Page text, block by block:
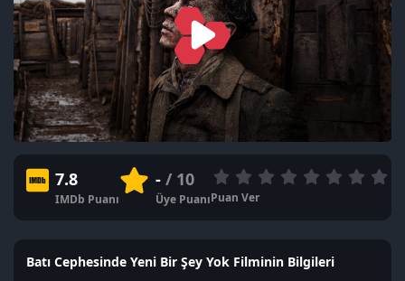
7.8
IMDb Puanı
-/ 10
Üye PuanıPuan Ver
Batı Cephesinde Yeni Bir Şey Yok Filminin Bilgileri